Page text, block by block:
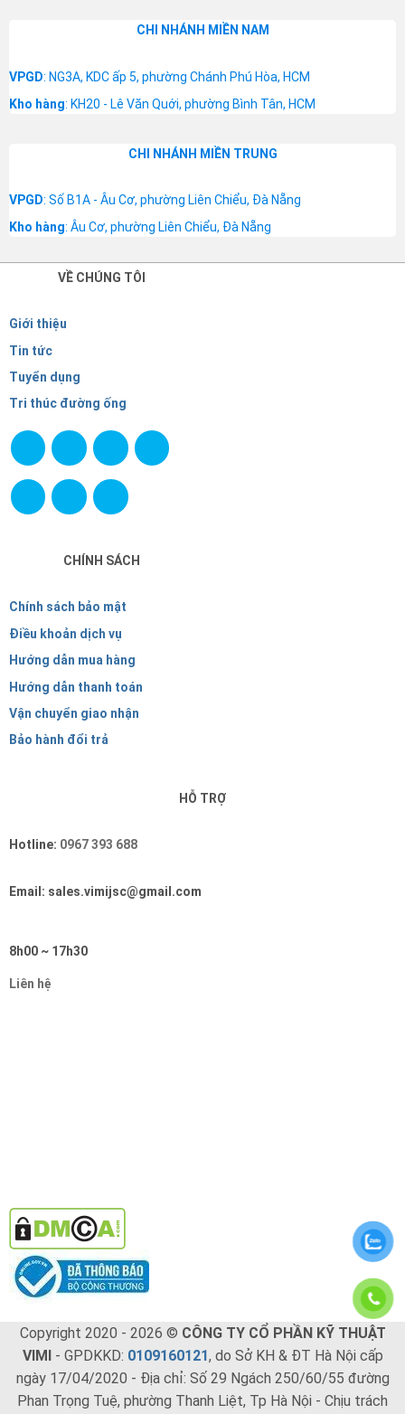
CHI NHÁNH MIỀN NAM
VPGD: NG3A, KDC ấp 5, phường Chánh Phú Hòa, HCM
Kho hàng: KH20 - Lê Văn Quới, phường Bình Tân, HCM
CHI NHÁNH MIỀN TRUNG
VPGD: Số B1A - Âu Cơ, phường Liên Chiểu, Đà Nẵng
Kho hàng: Âu Cơ, phường Liên Chiểu, Đà Nẵng
VỀ CHÚNG TÔI
Giới thiệu
Tin tức
Tuyển dụng
Tri thúc đường ống
CHÍNH SÁCH
Chính sách bảo mật
Điều khoản dịch vụ
Hướng dẫn mua hàng
Hướng dẫn thanh toán
Vận chuyển giao nhận
Bảo hành đổi trả
HỖ TRỢ
Hotline: 0967 393 688
Email: sales.vimijsc@gmail.com
8h00 ~ 17h30
Liên hệ
Copyright 2020 - 2026 © CÔNG TY CỔ PHẦN KỸ THUẬT
VIMI- GPDKKD: 0109160121, do Sở KH & ĐT Hà Nội cấp
ngày 17/04/2020 - Địa chỉ: Số 29 Ngách 250/60/55 đường
Phan Trọng Tuệ, phường Thanh Liệt, Tp Hà Nội - Chịu trách